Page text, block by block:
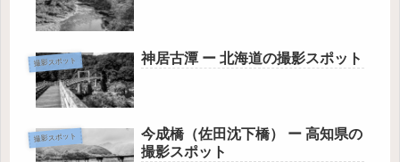
撮影スポット 神居古潭 ー 北海道の撮影スポット
撮影スポット
今成橋（佐田沈下橋） ー 高知県の
撮影スポット